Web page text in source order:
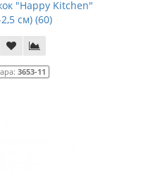
"Happy Kitchen"
см) (60)
3653-11